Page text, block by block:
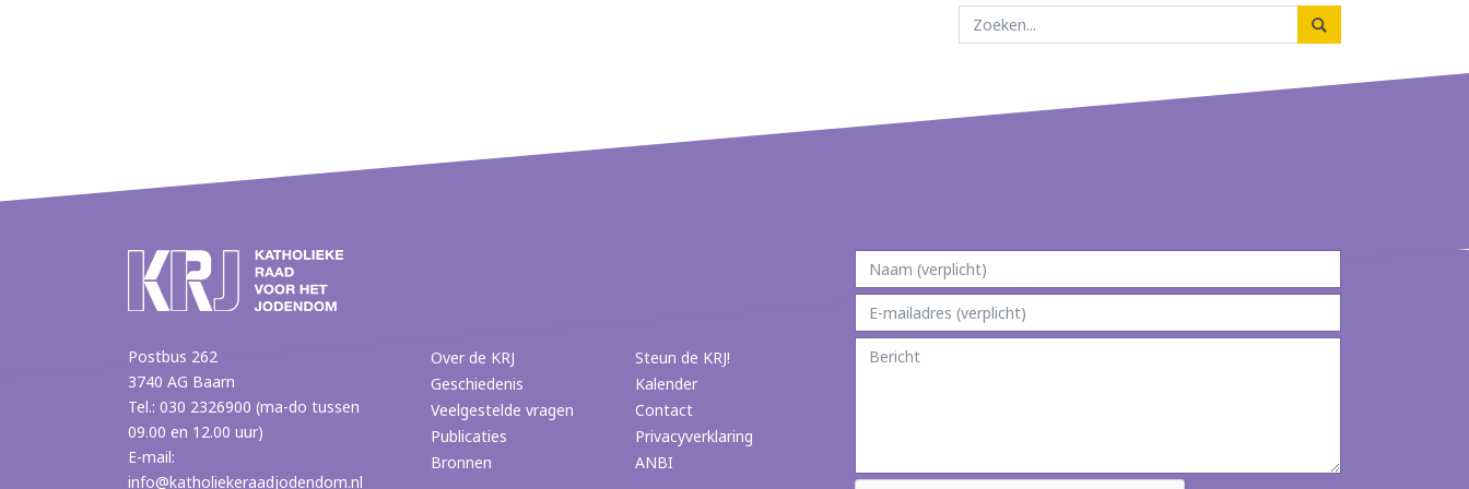
Postbus 262
3740 AG Baarn
Tel.: 030 2326900 (ma-do tussen
09.00 en 12.00 uur)
E-mail:
info@katholiekeraadjodendom.nl
Over de KRJ
Geschiedenis
Veelgestelde vragen
Publicaties
Bronnen
Steun de KRJ!
Kalender
Contact
Privacyverklaring
ANBI